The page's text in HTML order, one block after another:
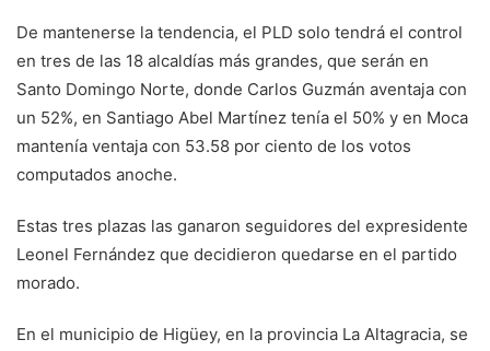
De mantenerse la tendencia, el PLD solo tendrá el control
en tres de las 18 alcaldías más grandes, que serán en
Santo Domingo Norte, donde Carlos Guzmán aventaja con
un 52%, en Santiago Abel Martínez tenía el 50% y en Moca
mantenía ventaja con 53.58 por ciento de los votos
computados anoche.
Estas tres plazas las ganaron seguidores del expresidente
Leonel Fernández que decidieron quedarse en el partido
morado.
En el municipio de Higüey, en la provincia La Altagracia, se